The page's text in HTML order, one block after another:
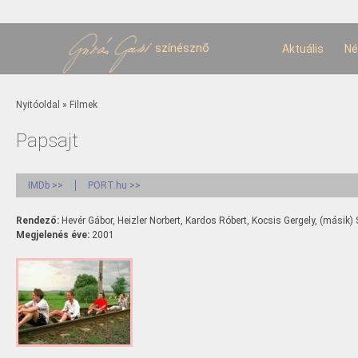
színésznő Aktuális
Jelenlegi hely
Nyitóoldal » Filmek
Papsajt
IMDb >> PORT.hu >>
Rendező: Hevér Gábor, Heizler Norbert, Kardos Róbert, Kocsis Gergely,
Megjelenés éve: 2001